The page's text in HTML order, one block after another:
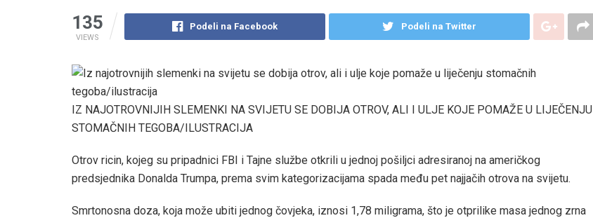
135
VIEWS
Podeli na Facebook Podeli na Twitter
IZ NAJOTROVNIJIH SLEMENKI NA SVIJETU SE DOBIJA OTROV, ALI I ULJE KOJE POMAŽE U LIJEČENJU
STOMAČNIH TEGOBA/ILUSTRACIJA
Otrov ricin, kojeg su pripadnici FBI i Tajne službe otkrili u jednoj pošiljci adresiranoj na američkog
predsjednika Donalda Trumpa, prema svim kategorizacijama spada među pet najjačih otrova na svijetu.
Smrtonosna doza, koja može ubiti jednog čovjeka, iznosi 1,78 miligrama, što je otprilike masa jednog zrna